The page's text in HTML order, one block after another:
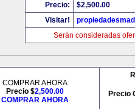
Precio:
$2,500.00
Visitar!
Serán consideradas
COMPRAR AHORA
Precio $2,500.00
COMPRAR AHORA
Precio